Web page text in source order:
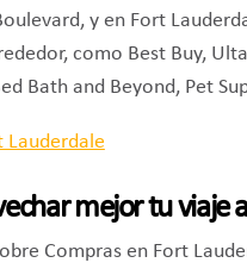
y en Fort
como Best Buy,
Bath and Beyond, Pet
mejor tu viaje
Compras en Fort